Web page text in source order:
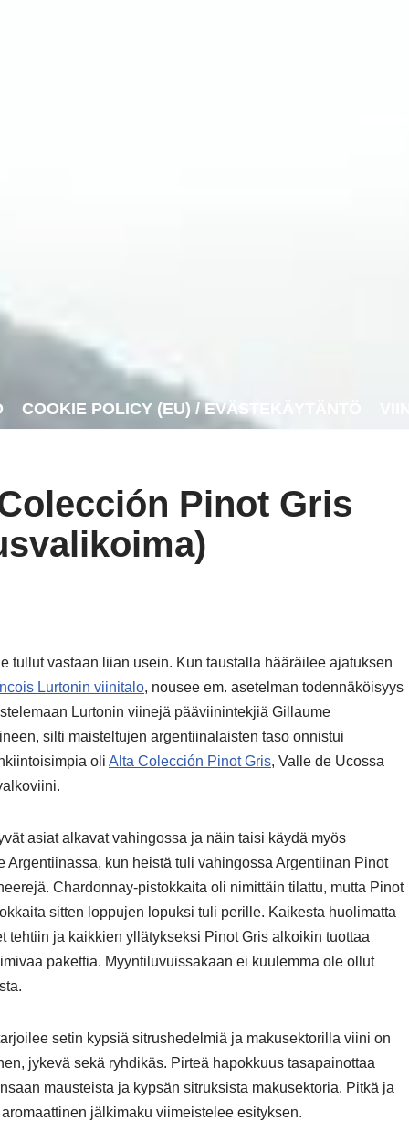
COOKIE POLICY (EU) / EVÄSTEKÄYTÄNTÖ
Pinot Gris
vastaan liian usein. Kun taustalla hääräilee ajatuksen
Lurtonin viinitalo, nousee em. asetelman todennäköisyys
Lurtonin viinejä pääviinintekjiä Gillaume
silti maisteltujen argentiinalaisten taso onnistui
oli Alta Colección Pinot Gris, Valle de Ucossa
asiat alkavat vahingossa ja näin taisi käydä myös
Argentiinassa, kun heistä tuli vahingossa Argentiinan Pinot
Chardonnay-pistokkaita oli nimittäin tilattu, mutta Pinot
sitten loppujen lopuksi tuli perille. Kaikesta huolimatta
tehtiin ja kaikkien yllätykseksi Pinot Gris alkoikin tuottaa
pakettia. Myyntiluvuissakaan ei kuulemma ole ollut
setin kypsiä sitrushedelmiä ja makusektorilla viini on
jykevä sekä ryhdikäs. Pirteä hapokkuus tasapainottaa
mausteista ja kypsän sitruksista makusektoria. Pitkä ja
jälkimaku viimeistelee esityksen.